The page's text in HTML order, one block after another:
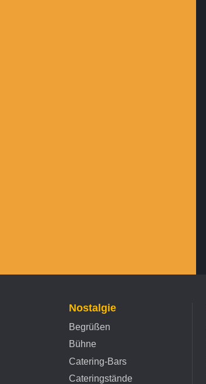
Nostalgie
Begrüßen
Bühne
Catering-Bars
Cateringstände